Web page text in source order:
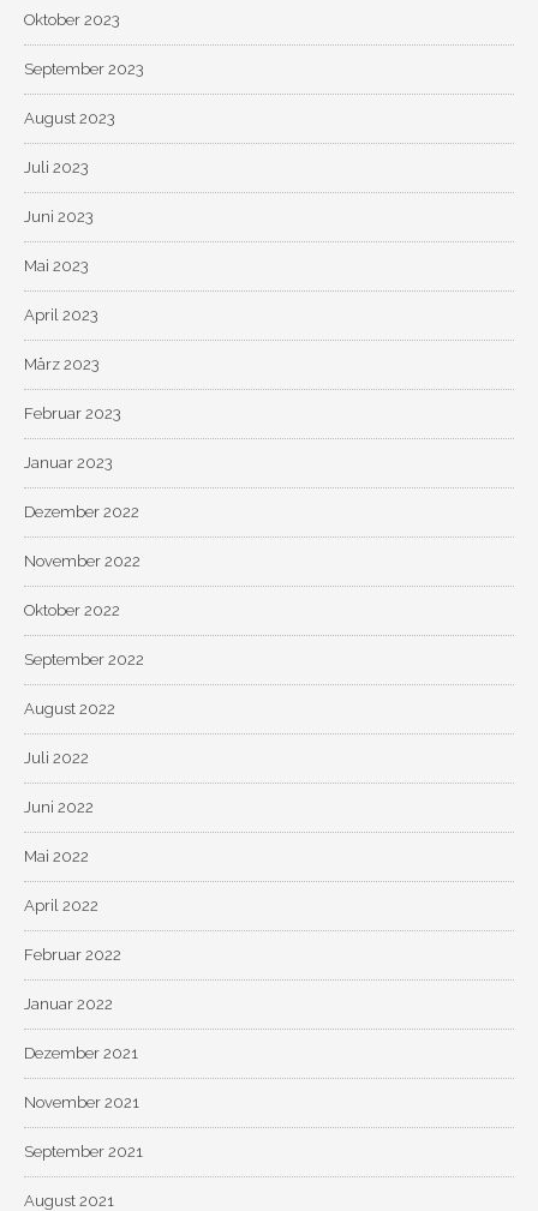
Oktober 2023
September 2023
August 2023
Juli 2023
Juni 2023
Mai 2023
April 2023
März 2023
Februar 2023
Januar 2023
Dezember 2022
November 2022
Oktober 2022
September 2022
August 2022
Juli 2022
Juni 2022
Mai 2022
April 2022
Februar 2022
Januar 2022
Dezember 2021
November 2021
September 2021
August 2021